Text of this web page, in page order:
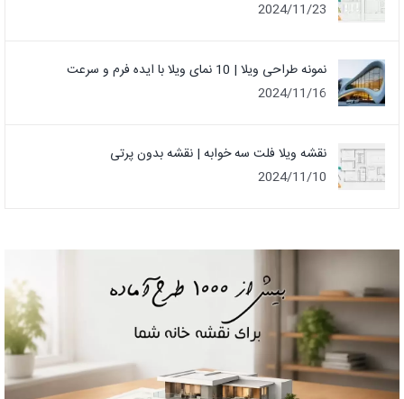
2024/11/23
نمونه طراحی ویلا | 10 نمای ویلا با ایده فرم و سرعت
2024/11/16
نقشه ویلا فلت سه خوابه | نقشه بدون پرتی
2024/11/10